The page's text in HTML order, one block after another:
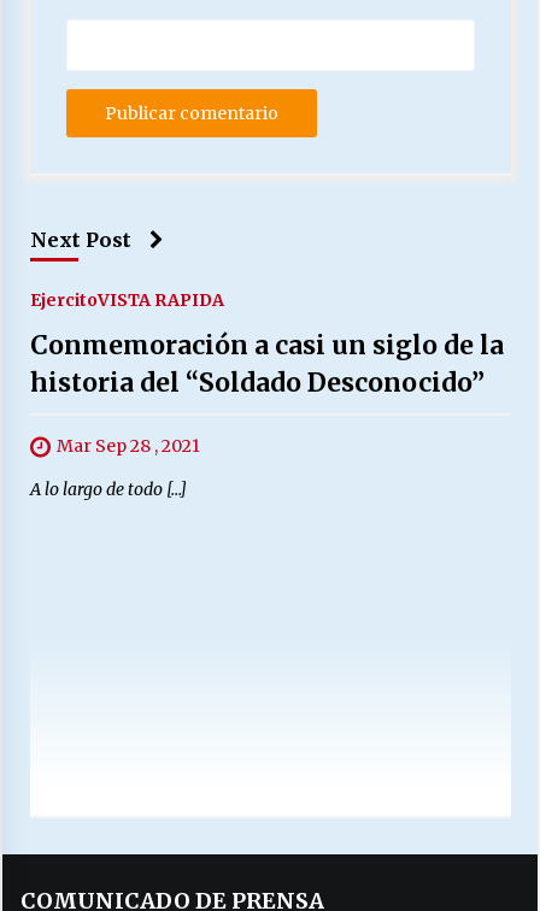
Next Post
EjercitoVISTA RAPIDA
Conmemoración a casi un siglo de la
historia del “Soldado Desconocido”
Mar Sep 28 , 2021
A lo largo de todo […]
COMUNICADO DE PRENSA